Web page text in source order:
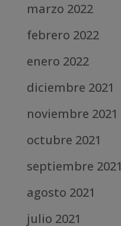
marzo 2022
febrero 2022
enero 2022
diciembre 2021
noviembre 2021
octubre 2021
septiembre 2021
agosto 2021
julio 2021